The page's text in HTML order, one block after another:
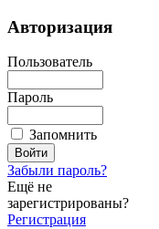
Авторизация
Пользователь
Пароль
Запомнить
Забыли пароль?
Ещё не
зарегистрированы?
Регистрация